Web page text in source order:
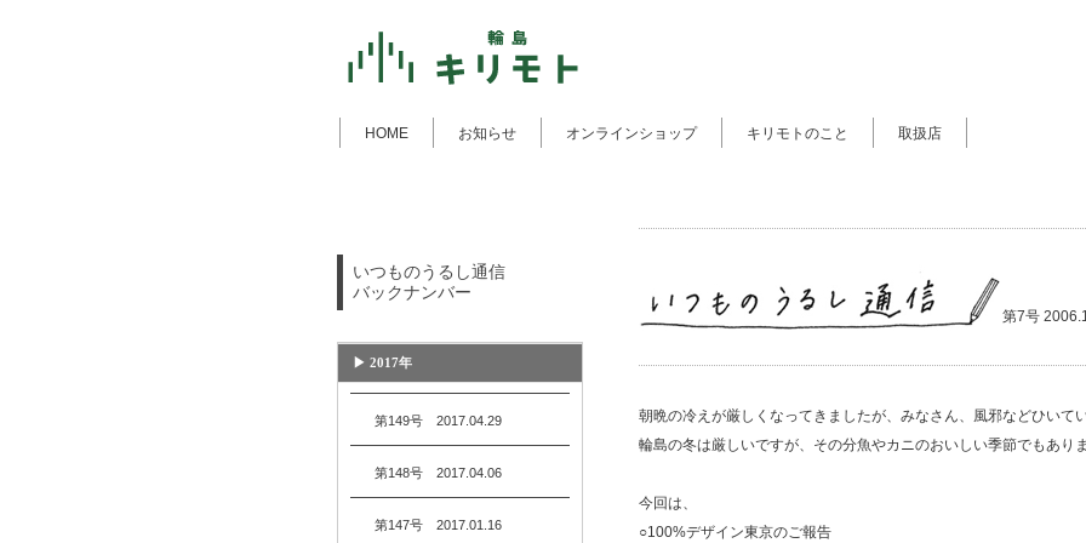
HOME お知らせ オンラインショップ キリモトのこと 取扱店
第7号
朝晩の冷えが厳しくなってきましたが、みなさん、風邪などひいて
輪島の冬は厳しいですが、その分魚やカニのおいしい季節でもありま
今回は、
○100%デザイン東京のご報告
いつものうるし通信
バックナンバー
▶︎ 2017年
第149号 2017.04.29
第148号 2017.04.06
第147号 2017.01.16